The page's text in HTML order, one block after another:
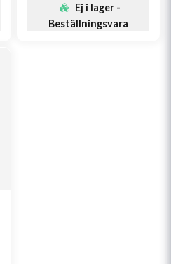
Ej i lager -
Beställningsvara